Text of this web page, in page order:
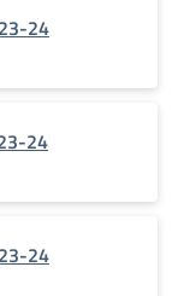
24
24
24